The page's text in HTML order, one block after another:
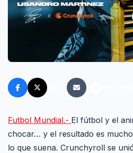
Futbol Mundial.- El fútbol y el
chocar… y el resultado es
lo que suena. Crunchyroll se